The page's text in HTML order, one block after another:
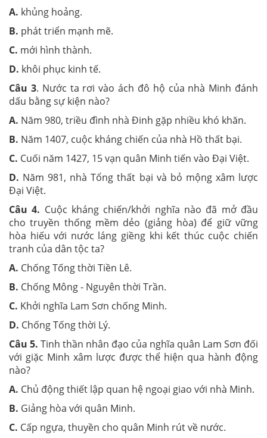
A. khủng hoảng.
B. phát triển mạnh mẽ.
C. mới hình thành.
D. khôi phục kinh tế.
Câu 3. Nước ta rơi vào ách đô hộ của nhà Minh đánh
dấu bằng sự kiện nào?
A. Năm 980, triều đình nhà Đinh gặp nhiều khó khăn.
B. Năm 1407, cuộc kháng chiến của nhà Hồ thất bại.
C. Cuối năm 1427, 15 vạn quân Minh tiến vào Đại Việt.
D. Năm 981, nhà Tổng thất bại và bỏ mộng xâm lược
Đại Việt.
Câu4. Cuộc kháng chiến/khởi nghĩa nào đã mở đầu
cho truyền thống mềm dẻo (giảng hòa) để giữ vững
hòa hiếu với nước láng giềng khi kết thúc cuộc chiến
tranh của dân tộc ta?
A. Chống Tống thời Tiền Lê.
B. Chống Mông - Nguyên thời Trần.
C. Khởi nghĩa Lam Sơn chống Minh.
D. Chống Tống thời Lý.
Câu 5. Tinh thần nhân đạo của nghĩa quân Lam Sơn đối
với giặc Minh xâm lược được thể hiện qua hành động
nào?
A. Chủ động thiết lập quan hệ ngoại giao với nhà Minh.
B. Giảng hòa với quân Minh.
C. Cấp ngựa, thuyền cho quân Minh rút về nước.